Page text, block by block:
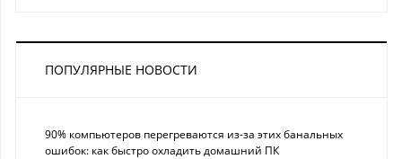
ПОПУЛЯРНЫЕ НОВОСТИ
90% компьютеров перегреваются из-за этих банальных
ошибок: как быстро охладить домашний ПК